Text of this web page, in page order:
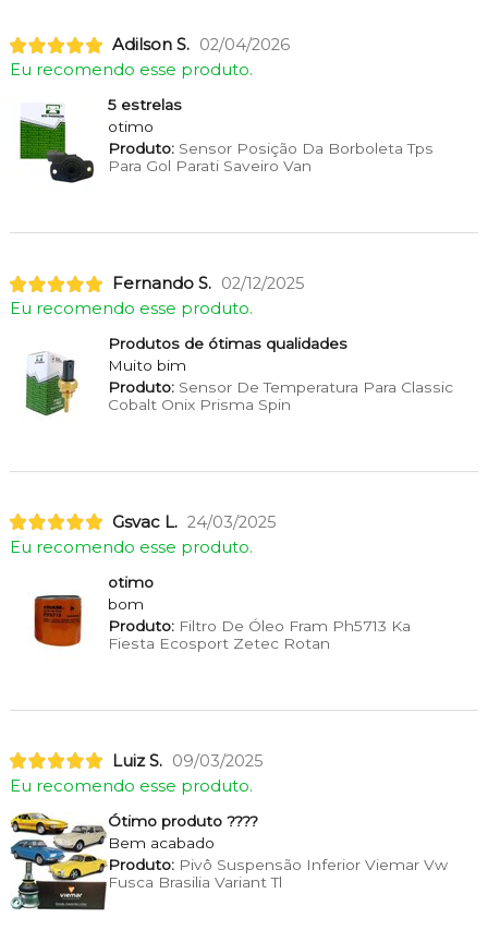
Adilson S. 02/04/2026
Eu recomendo esse produto.
5 estrelas
otimo
Produto:Sensor Posição Da Borboleta Tps
Para Gol Parati Saveiro Van
Fernando S. 02/12/2025
Eu recomendo esse produto.
Produtos de ótimas qualidades
Muito bim
Produto:Sensor De Temperatura Para Classic
Cobalt Onix Prisma Spin
Gsvac L. 24/03/2025
Eu recomendo esse produto.
otimo
bom
Produto:Filtro De Óleo Fram Ph5713 Ka
Fiesta Ecosport Zetec Rotan
Luiz S. 09/03/2025
Eu recomendo esse produto.
Ótimo produto ????
Bem acabado
Produto:Pivô Suspensão Inferior Viemar Vw
Fusca Brasilia Variant Tl